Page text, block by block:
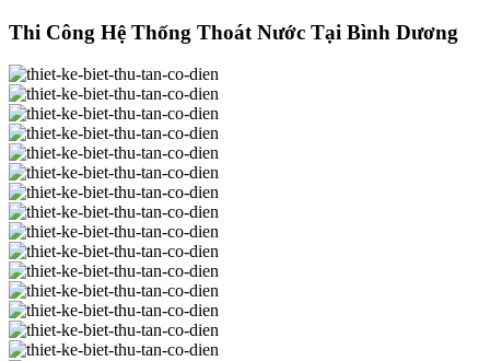
Thi Công Hệ Thống Thoát Nước Tại Bình Dương